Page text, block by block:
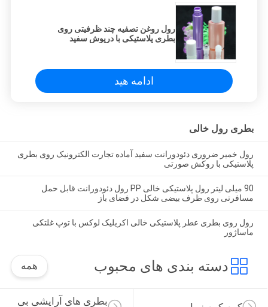
رول روغن تصفیه چند ظرفیتی روی
بطری پلاستیکی با درپوش سفید
ادامه هید
بطری رول خالی
رول خمیر ضروری دئودورانت سفید آماده تجارت الکترونیک روی بطری
پلاستیکی با روکش صورتی
90 میلی لیتر رول پلاستیکی خالی PP رول دئودورانت قابل حمل
مسافرتی روی ظرف بیضی شکل در فضای باز
رول روی بطری عطر پلاستیکی خالی اکریلیک لوکس با توپ غلتکی
ماساژور
دسته بندی های محبوب همه
بطری های آرایشی بی